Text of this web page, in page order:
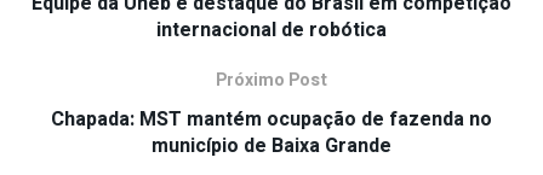
internacional de robótica
Próximo Post
Chapada: MST mantém ocupação de fazenda no
município de Baixa Grande